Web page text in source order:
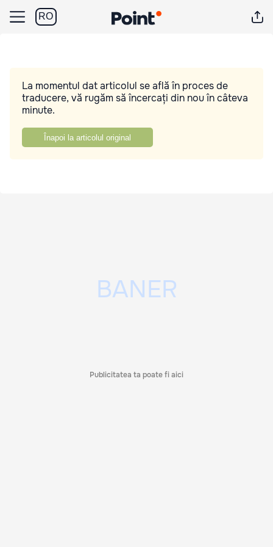
RO
La momentul dat articolul se află în proces de
traducere, vă rugăm să încercați din nou în câteva
minute.
Înapoi la articolul original
Publicitatea ta poate fi aici